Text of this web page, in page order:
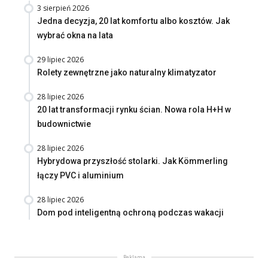
3 sierpień 2026
Jedna decyzja, 20 lat komfortu albo kosztów. Jak
wybrać okna na lata
29 lipiec 2026
Rolety zewnętrzne jako naturalny klimatyzator
28 lipiec 2026
20 lat transformacji rynku ścian. Nowa rola H+H w
budownictwie
28 lipiec 2026
Hybrydowa przyszłość stolarki. Jak Kömmerling
łączy PVC i aluminium
28 lipiec 2026
Dom pod inteligentną ochroną podczas wakacji